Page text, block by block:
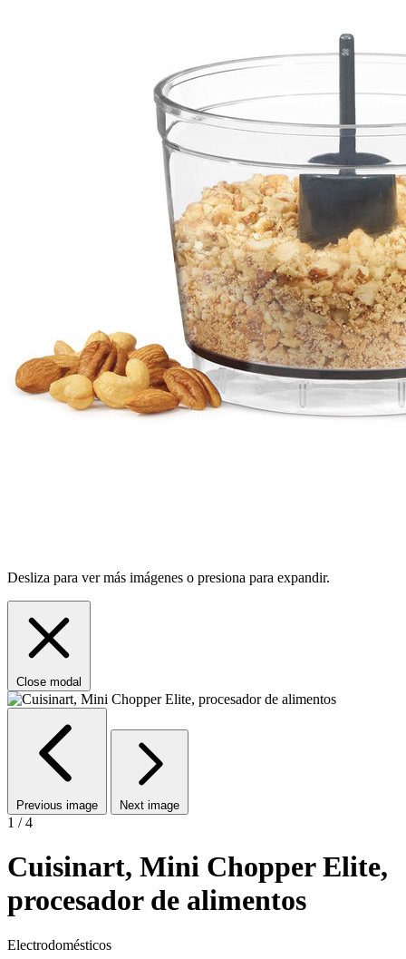
Desliza para ver más imágenes o presiona para expandir.
Close modal
Previous image Next image
1 / 4
Cuisinart, Mini Chopper Elite,
procesador de alimentos
Electrodomésticos